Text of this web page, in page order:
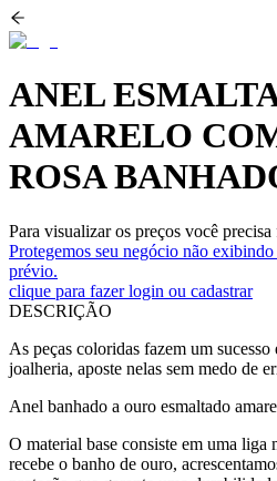
ANEL
AMARELO
ROSA
Para visualizar os preços você
Protegemos seu negócio não
prévio.
clique para fazer login ou cadastrar
DESCRIÇÃO
As peças coloridas fazem um
joalheria, aposte nelas sem medo de
Anel banhado a ouro esmaltado
O material base consiste em uma liga
recebe o banho de ouro,